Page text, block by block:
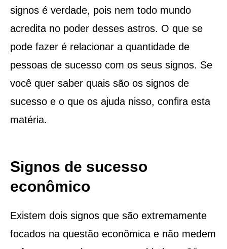
signos é verdade, pois nem todo mundo
acredita no poder desses astros. O que se
pode fazer é relacionar a quantidade de
pessoas de sucesso com os seus signos. Se
você quer saber quais são os signos de
sucesso e o que os ajuda nisso, confira esta
matéria.
Signos de sucesso
econômico
Existem dois signos que são extremamente
focados na questão econômica e não medem